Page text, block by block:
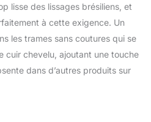
ainsi un look naturel et
sans couture. [Trame PU
Nos extensions de
cheveux à clipser sans
couture sont dotées
lisse des lissages brésiliens, et
à cette exigence. Un
les trames sans coutures qui se
cuir chevelu, ajoutant une touche
dans d’autres produits sur